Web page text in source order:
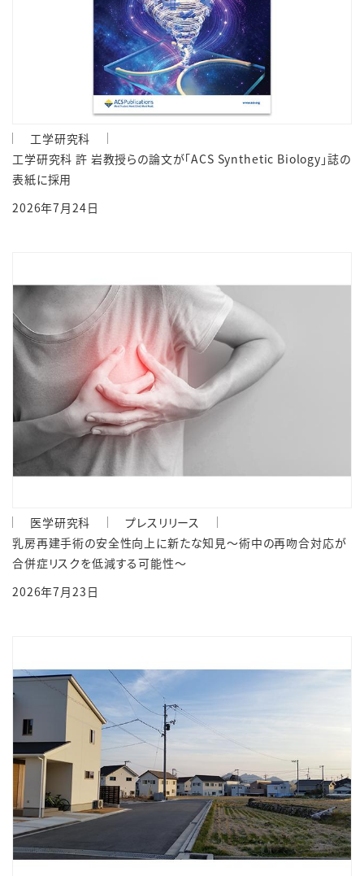
工学研究科
工学研究科 許 岩教授らの論文が「ACS Synthetic Biology」誌の
表紙に採用
2026年7月24日
医学研究科
プレスリリース
乳房再建手術の安全性向上に新たな知見～術中の再吻合対応が
合併症リスクを低減する可能性～
2026年7月23日